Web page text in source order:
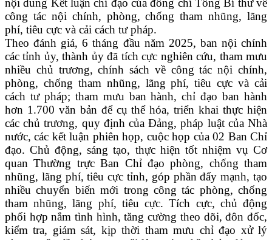
nội dung Kết luận chỉ đạo của đồng chí Tổng Bí thư về
công tác nội chính, phòng, chống tham nhũng, lãng
phí, tiêu cực và cải cách tư pháp.
Theo đánh giá, 6 tháng đầu năm 2025, ban nội chính
các tỉnh ủy, thành ủy đã tích cực nghiên cứu, tham mưu
nhiều chủ trương, chính sách về công tác nội chính,
phòng, chống tham nhũng, lãng phí, tiêu cực và cải
cách tư pháp; tham mưu ban hành, chỉ đạo ban hành
hơn 1.700 văn bản để cụ thể hóa, triển khai thực hiện
các chủ trương, quy định của Đảng, pháp luật của Nhà
nước, các kết luận phiên họp, cuộc họp của 02 Ban Chỉ
đạo. Chủ động, sáng tạo, thực hiện tốt nhiệm vụ Cơ
quan Thường trực Ban Chỉ đạo phòng, chống tham
nhũng, lãng phí, tiêu cực tỉnh, góp phần đẩy mạnh, tạo
nhiều chuyển biến mới trong công tác phòng, chống
tham nhũng, lãng phí, tiêu cực. Tích cực, chủ động
phối hợp nắm tình hình, tăng cường theo dõi, đôn đốc,
kiểm tra, giám sát, kịp thời tham mưu chỉ đạo xử lý